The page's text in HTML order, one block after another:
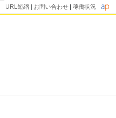
URL短縮 お問い合わせ 稼働状況